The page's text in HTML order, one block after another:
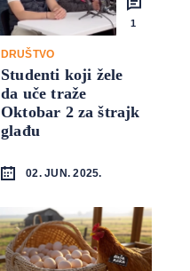
1
DRUŠTVO
Studenti koji žele
da uče traže
Oktobar 2 za štrajk
glađu
02. JUN. 2025.